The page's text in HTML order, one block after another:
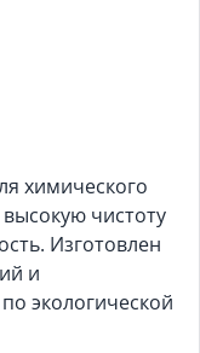
химического
чистоту
Изготовлен
и
экологической